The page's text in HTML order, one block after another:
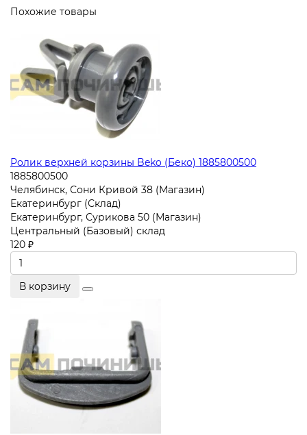
Похожие товары
Ролик верхней корзины Beko (Беко) 1885800500
1885800500
Челябинск, Сони Кривой 38 (Магазин)
Екатеринбург (Склад)
Екатеринбург, Сурикова 50 (Магазин)
Центральный (Базовый) склад
120 ₽
В корзину